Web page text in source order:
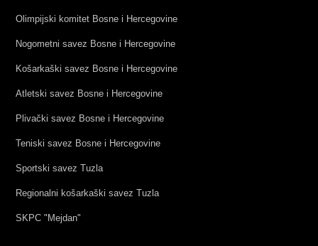
Olimpijski komitet Bosne i Hercegovine
Nogometni savez Bosne i Hercegovine
Košarkaški savez Bosne i Hercegovine
Atletski savez Bosne i Hercegovine
Plivački savez Bosne i Hercegovine
Teniski savez Bosne i Hercegovine
Sportski savez Tuzla
Regionalni košarkaški savez Tuzla
SKPC "Mejdan"